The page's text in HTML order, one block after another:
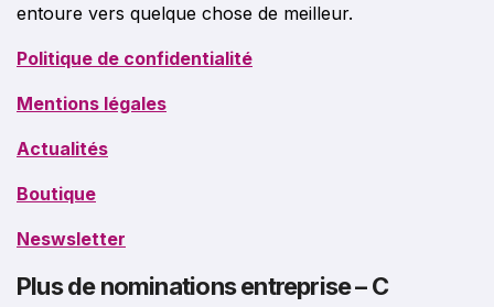
entoure vers quelque chose de meilleur.
Politique de confidentialité
Mentions légales
Actualités
Boutique
Neswsletter
Plus de nominations entreprise – C